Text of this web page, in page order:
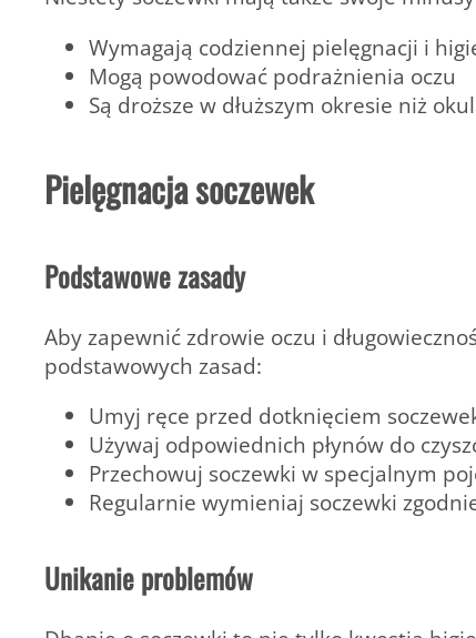
Wymagają codziennej pielęgnacji i
Mogą powodować podrażnienia oczu
Są droższe w dłuższym okresie niż
Pielęgnacja soczewek
Podstawowe zasady
Aby zapewnić zdrowie oczu i
podstawowych zasad:
Umyj ręce przed dotknięciem
Używaj odpowiednich płynów do
Przechowuj soczewki w specjalnym
Regularnie wymieniaj soczewki
Unikanie problemów